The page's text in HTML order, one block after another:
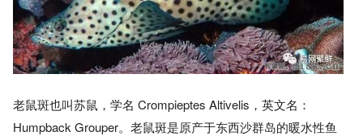
老鼠斑也叫苏鼠，学名 Crompieptes Altivelis，英文名：
Humpback Grouper。老鼠斑是原产于东西沙群岛的暖水性鱼